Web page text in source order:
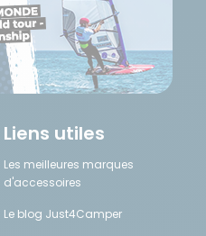
Liens utiles
Les meilleures marques
d'accessoires
Le blog Just4Camper